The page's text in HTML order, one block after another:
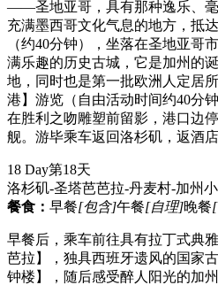
——圣地亚哥，具有那种逸乐、毫
充满墨西哥文化气息的地方，抵
（约40分钟），坐落在圣地亚哥
满乐趣的历史古城，它是加州的
地，同时也是第一批欧洲人定居
港】游览（自由活动时间约40分
在胜利之吻雕塑前留影，港口边
舰。游毕乘车返回洛杉矶，返酒
18 Day第18天
洛杉矶-圣塔芭芭拉-丹麦村-加州
餐食： 早餐[包含]午餐[自理]晚餐
早餐后，乘车前往具有拉丁式典
芭拉】，独具西班牙遗风的国家
钟楼】，随后感受醉人阳光的加